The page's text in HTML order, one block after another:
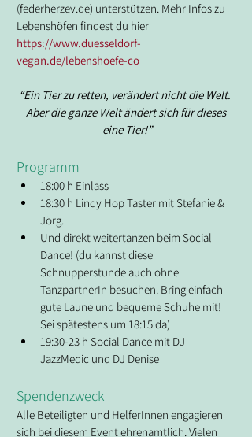
(federherzev.de) unterstützen. Mehr Infos zu
Lebenshöfen findest du hier
https://www.duesseldorf-
vegan.de/lebenshoefe-co
“Ein Tier zu retten, verändert nicht die Welt.
Aber die ganze Welt ändert sich für dieses
eine Tier!”
Programm
18:00 h Einlass
18:30 h Lindy Hop Taster mit Stefanie &
Jörg.
Und direkt weitertanzen beim Social
Dance! (du kannst diese
Schnupperstunde auch ohne
TanzpartnerIn besuchen. Bring einfach
gute Laune und bequeme Schuhe mit!
Sei spätestens um 18:15 da)
19:30-23 h Social Dance mit DJ
JazzMedic und DJ Denise
Spendenzweck
Alle Beteiligten und HelferInnen engagieren
sich bei diesem Event ehrenamtlich. Vielen